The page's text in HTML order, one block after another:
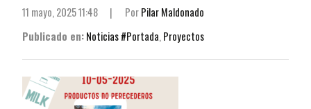
11 mayo, 2025 11:48 | PorPilar Maldonado
Publicado en:Noticias #Portada, Proyectos